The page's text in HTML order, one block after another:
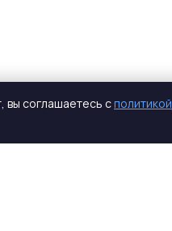
вы соглашаетесь сполитикой